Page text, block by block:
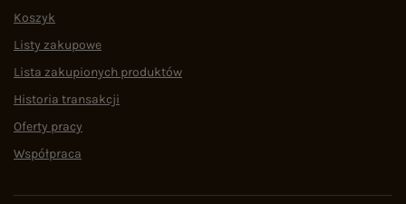
Koszyk
Listy zakupowe
Lista zakupionych produktów
Historia transakcji
Oferty pracy
Współpraca